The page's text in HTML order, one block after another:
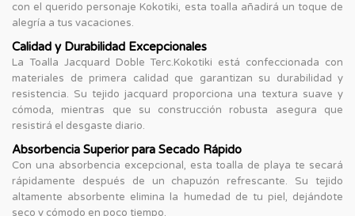
con el querido personaje Kokotiki, esta toalla añadirá un toque de
alegría a tus vacaciones.
Calidad y Durabilidad Excepcionales
La Toalla Jacquard Doble Terc.Kokotiki está confeccionada con
materiales de primera calidad que garantizan su durabilidad y
resistencia. Su tejido jacquard proporciona una textura suave y
cómoda, mientras que su construcción robusta asegura que
resistirá el desgaste diario.
Absorbencia Superior para Secado Rápido
Con una absorbencia excepcional, esta toalla de playa te secará
rápidamente después de un chapuzón refrescante. Su tejido
altamente absorbente elimina la humedad de tu piel, dejándote
seco y cómodo en poco tiempo.